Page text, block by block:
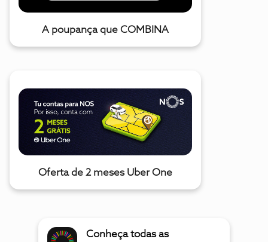
A poupança que COMBINA
Oferta de 2 meses Uber One
Conheça todas as